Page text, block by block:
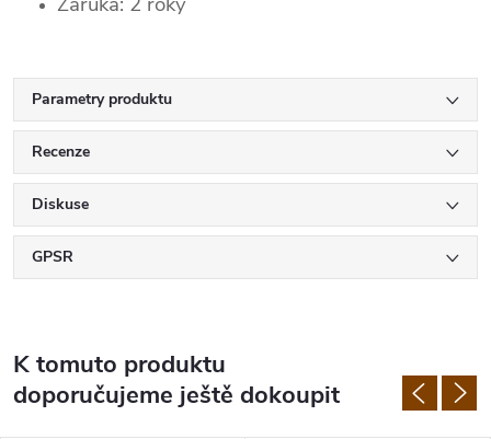
Parametry produktu
Recenze
Diskuse
GPSR
K tomuto produktu
doporučujeme ještě dokoupit